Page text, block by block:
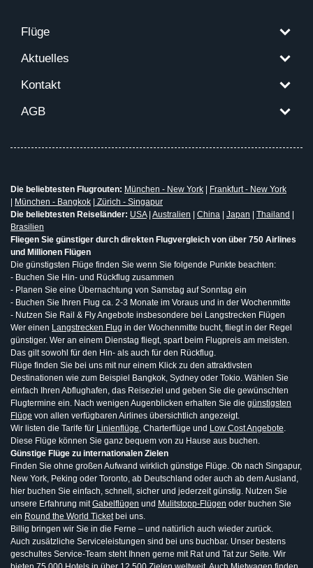
Flüge
Aktuelles
Kontakt
AGB
Die beliebtesten Flugrouten: München - New York
Frankfurt - New York
München - Bangkok
Zürich - Singapur
Die beliebtesten Reiseländer: USA| Australien China Japan Thailand
Brasilien
Fliegen Sie günstiger durch direkten Flugvergleich von über 750 Airlines
und Millionen Flügen
Die günstigsten Flüge finden Sie wenn Sie folgende Punkte beachten:
- Buchen Sie Hin- und Rückflug zusammen
- Planen Sie eine Übernachtung von Samstag auf Sonntag ein
- Buchen Sie Ihren Flug ca. 2-3 Monate im Voraus und in der Wochenmitte
- Nutzen Sie Rail & Fly Angebote insbesondere bei Langstrecken Flügen
Wer einen Langstrecken Flug in der Wochenmitte bucht, fliegt in der Regel
günstiger. Wer an einem Dienstag fliegt, spart beim Flugpreis am meisten.
Das gilt sowohl für den Hin- als auch für den Rückflug.
Flüge finden Sie bei uns mit nur einem Klick zu den attraktivsten
Destinationen wie zum Beispiel Bangkok, Sydney oder Tokio. Wählen Sie
einfach Ihren Abflughafen, das Reiseziel und geben Sie die gewünschten
Flugtermine ein. Nach wenigen Augenblicken erhalten Sie die günstigsten
Flüge von allen verfügbaren Airlines übersichtlich angezeigt.
Wir listen die Tarife für Linienflüge, Charterflüge und Low Cost Angebote.
Diese Flüge können Sie ganz bequem von zu Hause aus buchen.
Günstige Flüge zu internationalen Zielen
Finden Sie ohne großen Aufwand wirklich günstige Flüge. Ob nach Singapur,
New York, Peking oder Toronto, ab Deutschland oder auch ab dem Ausland,
hier buchen Sie einfach, schnell, sicher und jederzeit günstig. Nutzen Sie
unsere Erfahrung mitGabelflügen und Mulitstopp-Flügen oder buchen Sie
ein Round the World Ticketbei uns.
Billig bringen wir Sie in die Ferne – und natürlich auch wieder zurück.
Auch zusätzliche Serviceleistungen sind bei uns buchbar. Unser bestens
geschultes Service-Team steht Ihnen gerne mit Rat und Tat zur Seite. Wir